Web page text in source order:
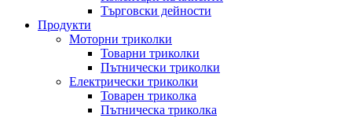
Търговски дейности
Продукти
Моторни триколки
Товарни триколки
Пътнически триколки
Електрически триколки
Товарен триколка
Пътническа триколка